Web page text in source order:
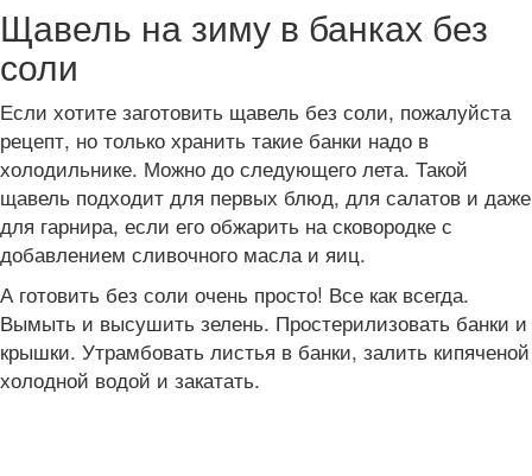
Щавель на зиму в банках без
соли
Если хотите заготовить щавель без соли, пожалуйста
рецепт, но только хранить такие банки надо в
холодильнике. Можно до следующего лета. Такой
щавель подходит для первых блюд, для салатов и даже
для гарнира, если его обжарить на сковородке с
добавлением сливочного масла и яиц.
А готовить без соли очень просто! Все как всегда.
Вымыть и высушить зелень. Простерилизовать банки и
крышки. Утрамбовать листья в банки, залить кипяченой
холодной водой и закатать.